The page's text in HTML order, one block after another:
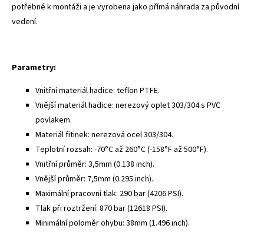
potřebné k montáži a je vyrobena jako přímá náhrada za původní
vedení.
Parametry:
Vnitřní materiál hadice: teflon PTFE.
Vnější materiál hadice: nerezový oplet 303/304 s PVC
povlakem.
Materiál fitinek: nerezová ocel 303/304.
Teplotní rozsah: -70°C až 260°C (-158°F až 500°F).
Vnitřní průměr: 3,5mm (0.138 inch).
Vnější průměr: 7,5mm (0.295 inch).
Maximální pracovní tlak: 290 bar (4206 PSI).
Tlak při roztržení: 870 bar (12618 PSI).
Minimální poloměr ohybu: 38mm (1.496 inch).